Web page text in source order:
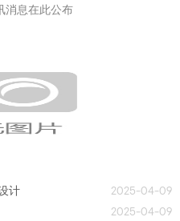
消息在此公布
计
2025-04-09
2025-04-09